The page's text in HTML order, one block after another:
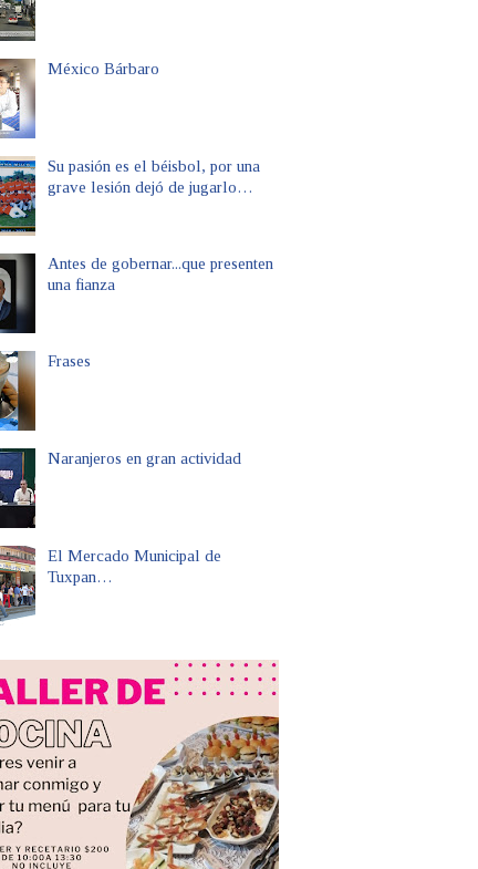
México Bárbaro
Su pasión es el béisbol, por una
grave lesión dejó de jugarlo…
Antes de gobernar...que presenten
una fianza
Frases
Naranjeros en gran actividad
El Mercado Municipal de
Tuxpan…